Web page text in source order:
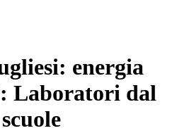
energia
Laboratori dal